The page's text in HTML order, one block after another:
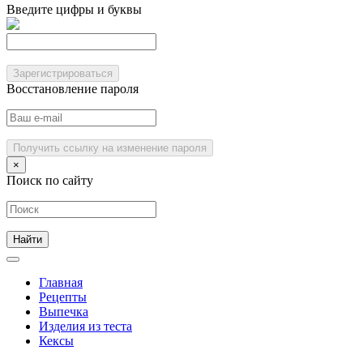
Введите цифры и буквы
Зарегистрироваться
Восстановление пароля
Получить ссылку на изменение пароля
×
Поиск по сайту
Главная
Рецепты
Выпечка
Изделия из теста
Кексы